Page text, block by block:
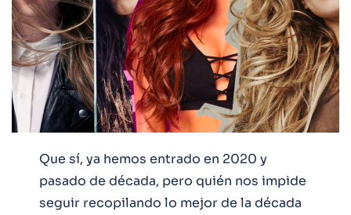
Que sí, ya hemos entrado en 2020 y
pasado de década, pero quién nos impide
seguir recopilando lo mejor de la década